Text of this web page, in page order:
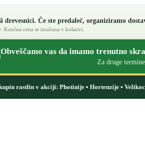
drevesnici. Če ste predaleč, organiziramo
cena se izračuna v košarici.
Obveščamo vas da imamo trenutno
Za druge
rastlin v akciji: Photinije • Hortenzije •